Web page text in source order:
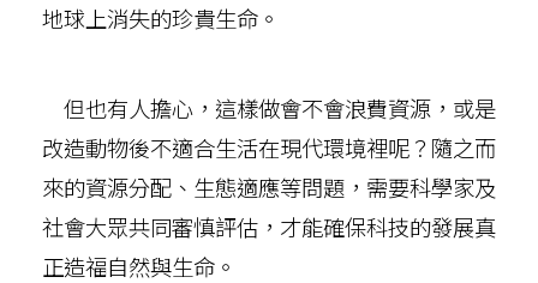
地球上消失的珍貴生命。
但也有人擔心，這樣做會不會浪費資源，或是
改造動物後不適合生活在現代環境裡呢？隨之而
來的資源分配、生態適應等問題，需要科學家及
社會大眾共同審慎評估，才能確保科技的發展真
正造福自然與生命。